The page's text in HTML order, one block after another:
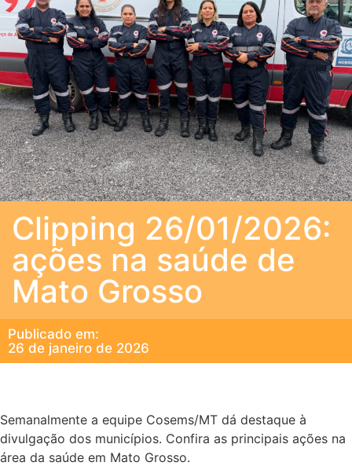
Clipping 26/01/2026:
ações na saúde de
Mato Grosso
Publicado em:
26 de janeiro de 2026
Semanalmente a equipe Cosems/MT dá destaque à
divulgação dos municípios. Confira as principais ações na
área da saúde em Mato Grosso.